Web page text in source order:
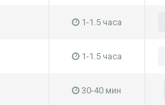
1-1.5 часа
1-1.5 часа
30-40 мин